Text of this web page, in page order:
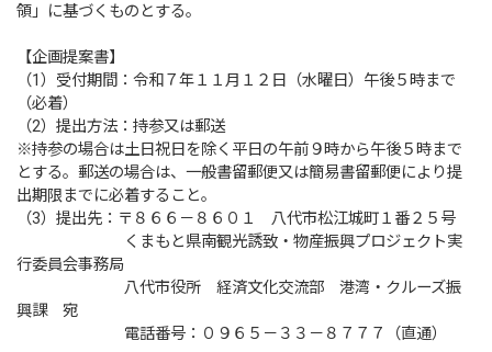
領」に基づくものとする。
【企画提案書】
（1）受付期間：令和７年１１月１２日（水曜日）午後５時まで
（必着）
（2）提出方法：持参又は郵送
※持参の場合は土日祝日を除く平日の午前９時から午後５時まで
とする。郵送の場合は、一般書留郵便又は簡易書留郵便により提
出期限までに必着すること。
（3）提出先：〒８６６－８６０１ 八代市松江城町１番２５号
くまもと県南観光誘致・物産振興プロジェクト実
行委員会事務局
八代市役所 経済文化交流部 港湾・クルーズ振
興課 宛
電話番号：０９６５－３３－８７７７（直通）